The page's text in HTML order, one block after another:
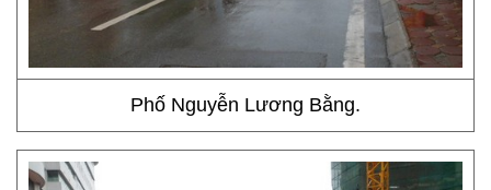
Phố Nguyễn Lương Bằng.